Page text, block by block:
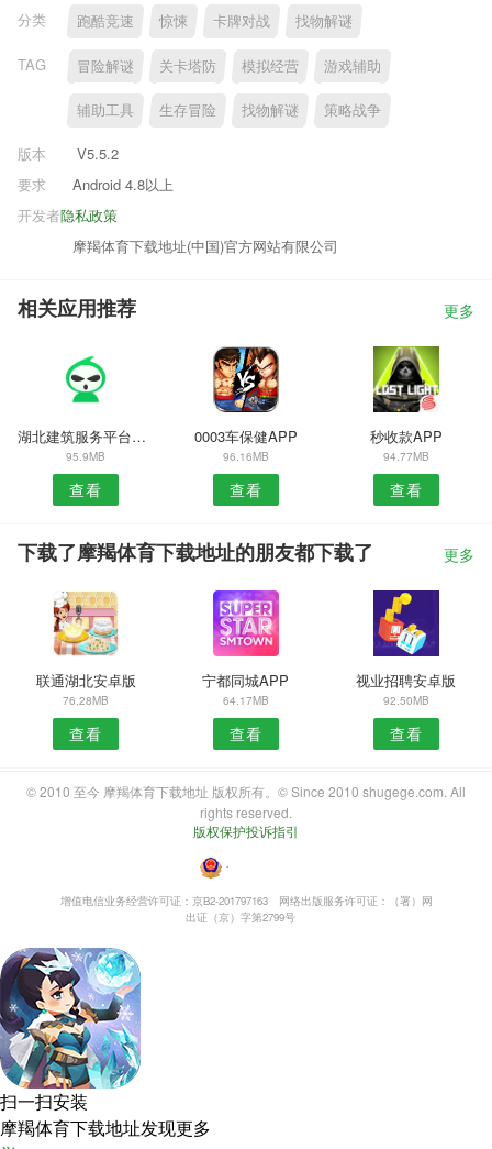
分类
跑酷竞速 惊悚 卡牌对战 找物解谜
TAG 冒险解谜 关卡塔防 模拟经营 游戏辅助
辅助工具 生存冒险 找物解谜 策略战争
版本
V5.5.2
要求
Android 4.8以上
隐私政策
开发者
摩羯体育下载地址(中国)官方网站有限公司
相关应用推荐 更多
湖北建筑服务平台APP
95.9MB
查看
0003车保健APP
96.16MB
查看
秒收款APP
94.77MB
查看
下载了摩羯体育下载地址的朋友都下载了 更多
联通湖北安卓版
76.28MB
查看
宁都同城APP
64.17MB
查看
视业招聘安卓版
92.50MB
查看
© 2010 至今 摩羯体育下载地址 版权所有。© Since 2010 shugege.com. All
rights reserved.
版权保护投诉指引
・
增值电信业务经营许可证：京B2-201797163
网络出版服务许可证：（署）网
出证（京）字第2799号
扫一扫安装
摩羯体育下载地址发现更多